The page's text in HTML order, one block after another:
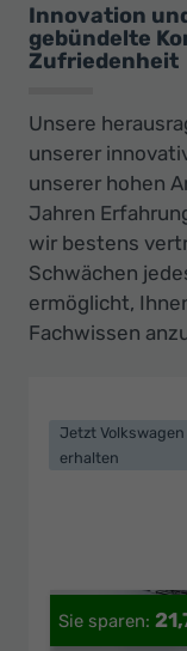
Innovation
gebündelte
Zufriedenheit
Unsere
unserer
unserer hohen
Jahren
wir bestens
Schwächen
ermöglicht,
Fachwissen
Jetzt
erhalten